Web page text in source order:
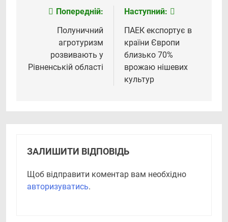
Навігація
записів
Попередній:
Полуничний
агротуризм
розвивають у
Рівненській області
Наступний:
ПАЕК експортує в
країни Європи
близько 70%
врожаю нішевих
культур
ЗАЛИШИТИ ВІДПОВІДЬ
Щоб відправити коментар вам необхідно
авторизуватись.